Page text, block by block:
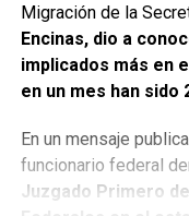
Migración de la
Encinas, dio a
implicados más en
en un mes han sido
En un mensaje
funcionario federal
Juzgado Primero